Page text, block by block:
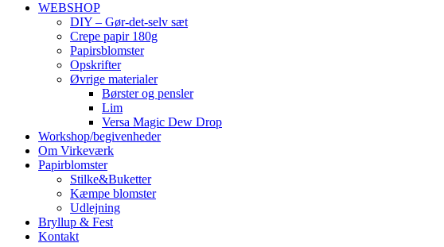
WEBSHOP
DIY – Gør-det-selv sæt
Crepe papir 180g
Papirsblomster
Opskrifter
Øvrige materialer
Børster og pensler
Lim
Versa Magic Dew Drop
Workshop/begivenheder
Om Virkeværk
Papirblomster
Stilke&Buketter
Kæmpe blomster
Udlejning
Bryllup & Fest
Kontakt